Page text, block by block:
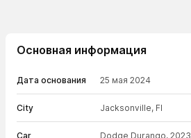
Основная информация
Дата основания 25 мая 2024
City Jacksonville, Fl
Car Dodge Durango, 2023